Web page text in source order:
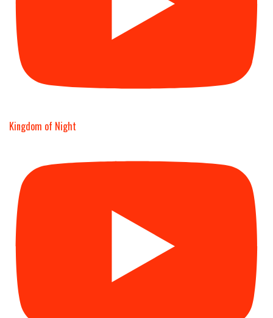
Kingdom of Night